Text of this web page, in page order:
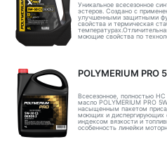
Уникальное всесезонное
эстеров. Создано с
улучшенными защитными
свойства и термическая
моющие свойства по
POLYMERIUM PRO
Всесезонное, полностью
масло POLYMERIUM PRO
насыщенным пакетом
моющих и диспергирующих
индексом вязкости и
особенность линейки